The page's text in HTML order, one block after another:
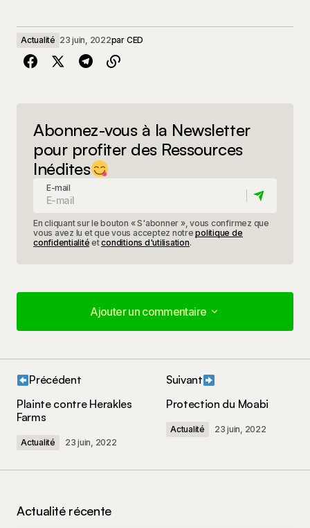
Actualité 23 juin, 2022par CED
Abonnez-vous à la Newsletter
pour profiter des Ressources
Inédites
E-mail
En cliquant sur le bouton « S'abonner », vous confirmez que
vous avez lu et que vous acceptez notrepolitique de
confidentialité etconditions d'utilisation.
Ajouter un commentaire
Ajouter un commentaire
champs obligatoires sont indiqués avec*
Votre commentaire
Précédent
Plainte contre Herakles
Farms
Actualité 23 juin, 2022
Suivant
Protection du Moabi
Actualité 23 juin, 2022
Actualité récente